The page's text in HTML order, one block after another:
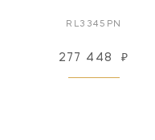
RL3345PN
277 448 ₽